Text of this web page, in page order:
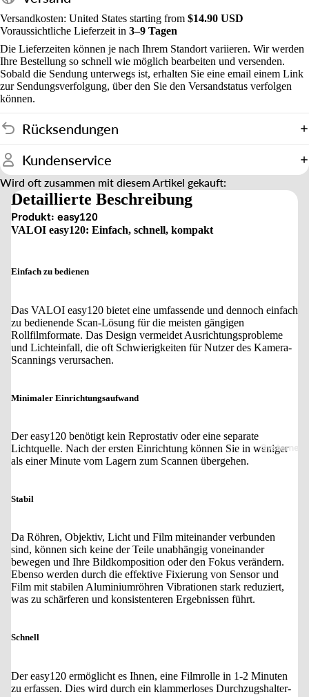
Systeme
Versandkosten: United States starting from $14.90 USD
Voraussichtliche Lieferzeit in 3–9 Tagen
Die Lieferzeiten können je nach Ihrem Standort variieren. Wir werden
Ihre Bestellung so schnell wie möglich bearbeiten und versenden.
Sobald die Sendung unterwegs ist, erhalten Sie eine email einem Link
zur Sendungsverfolgung, über den Sie den Versandstatus verfolgen
können.
Rücksendungen
Kundenservice
Wird oft zusammen mit diesem Artikel gekauft:
Detaillierte Beschreibung
Produkt: easy120
VALOI easy120: Einfach, schnell, kompakt
Einfach zu bedienen
Das VALOI easy120 bietet eine umfassende und dennoch einfach
zu bedienende Scan-Lösung für die meisten gängigen
Rollfilmformate. Das Design vermeidet Ausrichtungsprobleme
und Lichteinfall, die oft Schwierigkeiten für Nutzer des Kamera-
Scannings verursachen.
Minimaler Einrichtungsaufwand
Der easy120 benötigt kein Reprostativ oder eine separate
Lichtquelle. Nach der ersten Einrichtung können Sie in weniger
als einer Minute vom Lagern zum Scannen übergehen.
Stabil
Da Röhren, Objektiv, Licht und Film miteinander verbunden
sind, können sich keine der Teile unabhängig voneinander
bewegen und Ihre Bildkomposition oder den Fokus verändern.
Ebenso werden durch die effektive Fixierung von Sensor und
Film mit stabilen Aluminiumröhren Vibrationen stark reduziert,
was zu schärferen und konsistenteren Ergebnissen führt.
Schnell
Der easy120 ermöglicht es Ihnen, eine Filmrolle in 1-2 Minuten
zu erfassen. Dies wird durch ein klammerloses Durchzugshalter-